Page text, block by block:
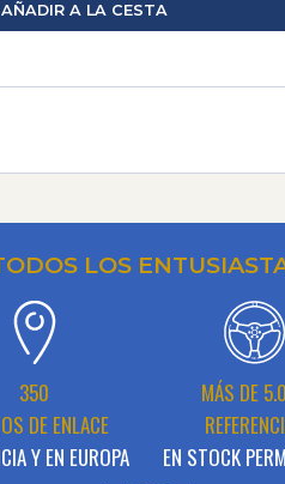
AÑADIR A LA CESTA
LOS
350
DE ENLACE
Y EN EUROPA
MÁS DE
EN STOCK